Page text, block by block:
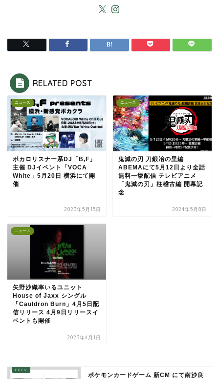
RELATED POST
ニュース
ボカロリスナー系DJ「B,F」
主催 DJイベント「VOCA
White」5月20日 横浜にて開
催
2023年5月15日
ニュース
鬼滅の刃 刀鍛冶の里編
ABEMAにて5月12日より全話
無料一挙配信 テレビアニメ
「鬼滅の刃」柱稽古編 開幕記
念
2024年5月8日
ニュース
矢野沙織率いるユニット
House of Jaxx シングル
「Cauldron Burn」4月5日配
信リリース 4月9日リリースイ
ベントも開催
2023年4月1日
ポケモンカードゲーム 新CM にて南沙良